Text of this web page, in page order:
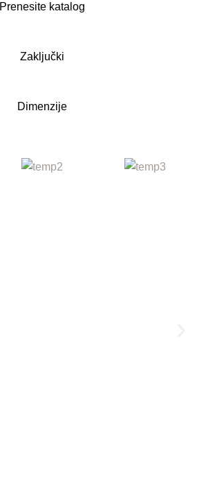
Prenesite katalog
Zaključki
Dimenzije